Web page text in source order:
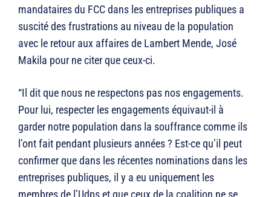
mandataires du FCC dans les entreprises publiques a
suscité des frustrations au niveau de la population
avec le retour aux affaires de Lambert Mende, José
Makila pour ne citer que ceux-ci.
“Il dit que nous ne respectons pas nos engagements.
Pour lui, respecter les engagements équivaut-il à
garder notre population dans la souffrance comme ils
l’ont fait pendant plusieurs années ? Est-ce qu’il peut
confirmer que dans les récentes nominations dans les
entreprises publiques, il y a eu uniquement les
membres de l’Udps et que ceux de la coalition ne se